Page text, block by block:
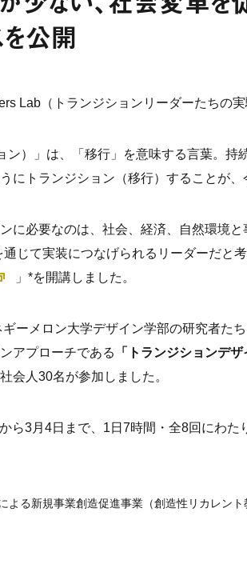
を公開
Lab（トランジションリーダーたちの実
ン）」は、「移行」を意味する言葉。持
にトランジション（移行）することが、
に必要なのは、社会、経済、自然環境
通じて実装につなげられるリーダーだと
」*を開講しました。
ーメロン大学デザイン学部の研究者た
アプローチである
「トランジションデザ
会人30名が参加しました。
ら3月4日まで、1日7時間・全8回にわた
よる新規事業創造促進事業（創造性リカレン